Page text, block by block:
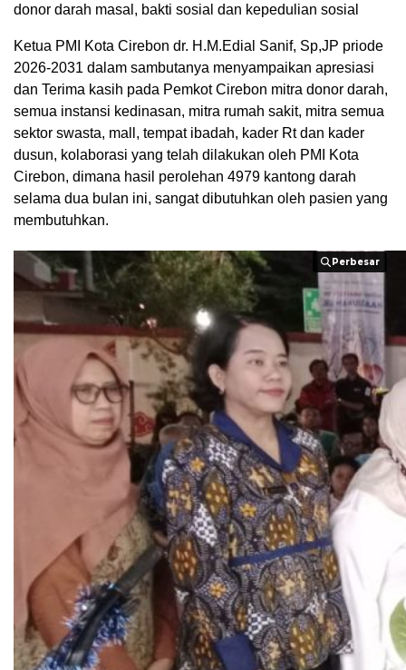
donor darah masal, bakti sosial dan kepedulian sosial
Ketua PMI Kota Cirebon dr. H.M.Edial Sanif, Sp,JP priode
2026-2031 dalam sambutanya menyampaikan apresiasi
dan Terima kasih pada Pemkot Cirebon mitra donor darah,
semua instansi kedinasan, mitra rumah sakit, mitra semua
sektor swasta, mall, tempat ibadah, kader Rt dan kader
dusun, kolaborasi yang telah dilakukan oleh PMI Kota
Cirebon, dimana hasil perolehan 4979 kantong darah
selama dua bulan ini, sangat dibutuhkan oleh pasien yang
membutuhkan.
Perbesar
Perbesar